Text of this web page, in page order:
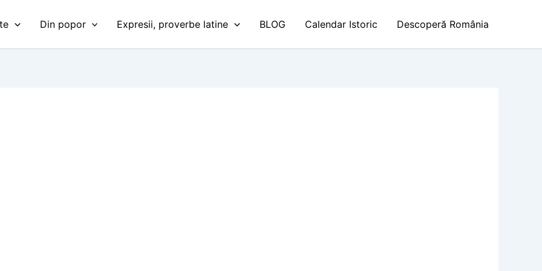
Din popor Expresii, proverbe latine BLOG Calendar Istoric Descoperă România